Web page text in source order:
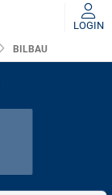
LOGIN
BILBAU